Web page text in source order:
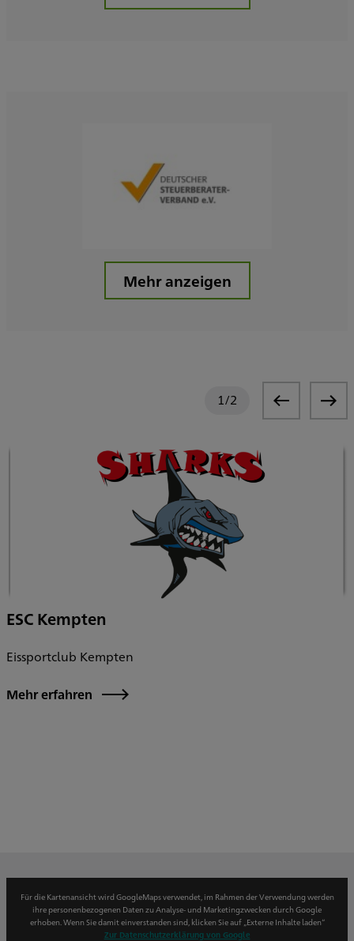
Mehr anzeigen
1/2
ESC Kempten
Eissportclub Kempten
Mehr erfahren
Für die Kartenansicht wird GoogleMaps verwendet, im Rahmen der Verwendung werden
ihre personenbezogenen Daten zu Analyse- und Marketingzwecken durch Google
erhoben. Wenn Sie damit einverstanden sind, klicken Sie auf „Externe Inhalte laden“
Zur Datenschutzerklärung von Google